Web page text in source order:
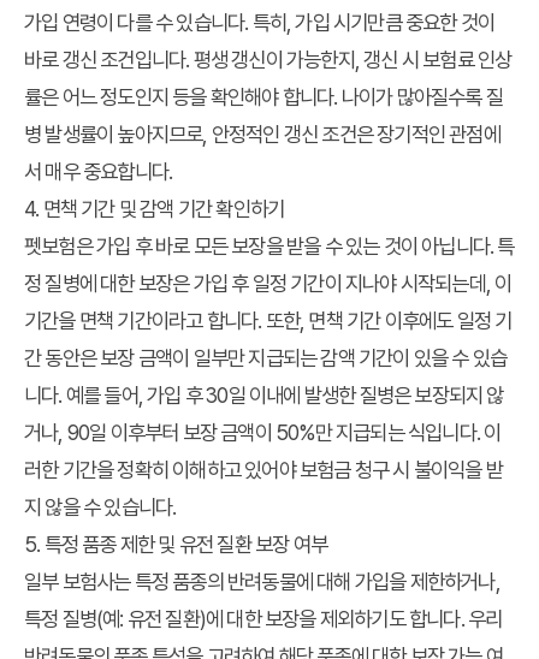
가입 연령이 다를 수 있습니다. 특히, 가입 시기만큼 중요한 것이
바로 갱신 조건입니다. 평생 갱신이 가능한지, 갱신 시 보험료 인상
률은 어느 정도인지 등을 확인해야 합니다. 나이가 많아질수록 질
병 발생률이 높아지므로, 안정적인 갱신 조건은 장기적인 관점에
서 매우 중요합니다.
4. 면책 기간 및 감액 기간 확인하기
펫보험은 가입 후 바로 모든 보장을 받을 수 있는 것이 아닙니다. 특
정 질병에 대한 보장은 가입 후 일정 기간이 지나야 시작되는데, 이
기간을 면책 기간이라고 합니다. 또한, 면책 기간 이후에도 일정 기
간 동안은 보장 금액이 일부만 지급되는 감액 기간이 있을 수 있습
니다. 예를 들어, 가입 후 30일 이내에 발생한 질병은 보장되지 않
거나, 90일 이후부터 보장 금액이 50%만 지급되는 식입니다. 이
러한 기간을 정확히 이해하고 있어야 보험금 청구 시 불이익을 받
지 않을 수 있습니다.
5. 특정 품종 제한 및 유전 질환 보장 여부
일부 보험사는 특정 품종의 반려동물에 대해 가입을 제한하거나,
특정 질병(예: 유전 질환)에 대한 보장을 제외하기도 합니다. 우리